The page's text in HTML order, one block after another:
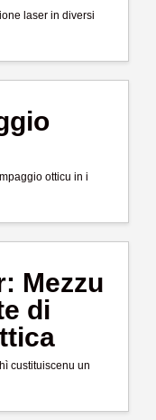
laser in diversi
otticu in i
Mezzu
di
custituiscenu un